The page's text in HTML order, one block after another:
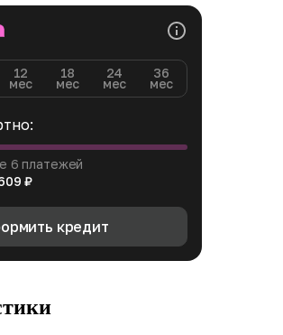
12
мес
18
мес
24
мес
36
мес
6 платежей
₽
кредит